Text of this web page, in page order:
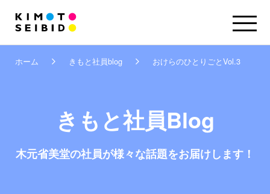
ホーム きもと社員blog おけらのひとりごとVol.3
きもと社員Blog
木元省美堂の社員が様々な話題をお届けします！